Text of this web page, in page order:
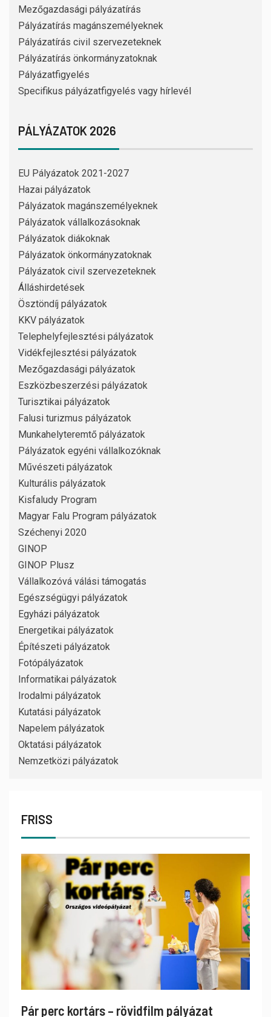
Mezőgazdasági pályázatírás
Pályázatírás magánszemélyeknek
Pályázatírás civil szervezeteknek
Pályázatírás önkormányzatoknak
Pályázatfigyelés
Specifikus pályázatfigyelés vagy hírlevél
PÁLYÁZATOK 2026
EU Pályázatok 2021-2027
Hazai pályázatok
Pályázatok magánszemélyeknek
Pályázatok vállalkozásoknak
Pályázatok diákoknak
Pályázatok önkormányzatoknak
Pályázatok civil szervezeteknek
Álláshirdetések
Ösztöndíj pályázatok
KKV pályázatok
Telephelyfejlesztési pályázatok
Vidékfejlesztési pályázatok
Mezőgazdasági pályázatok
Eszközbeszerzési pályázatok
Turisztikai pályázatok
Falusi turizmus pályázatok
Munkahelyteremtő pályázatok
Pályázatok egyéni vállalkozóknak
Művészeti pályázatok
Kulturális pályázatok
Kisfaludy Program
Magyar Falu Program pályázatok
Széchenyi 2020
GINOP
GINOP Plusz
Vállalkozóvá válási támogatás
Egészségügyi pályázatok
Egyházi pályázatok
Energetikai pályázatok
Építészeti pályázatok
Fotópályázatok
Informatikai pályázatok
Irodalmi pályázatok
Kutatási pályázatok
Napelem pályázatok
Oktatási pályázatok
Nemzetközi pályázatok
FRISS
Pár perc kortárs – rövidfilm pályázat